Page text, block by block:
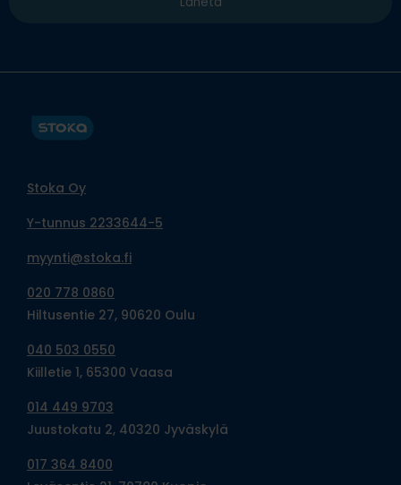
Stoka Oy
Y-tunnus 2233644-5
myynti@stoka.fi
020 778 0860
Hiltusentie 27, 90620 Oulu
040 503 0550
Kiilletie 1, 65300 Vaasa
014 449 9703
Juustokatu 2, 40320 Jyväskylä
017 364 8400